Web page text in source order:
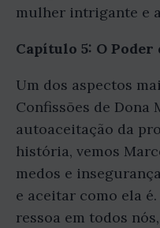
mulher intrigante e
Capítulo 5: O
Um dos aspectos
Confissões de Dona
autoaceitação da
história, vemos
medos e
e aceitar como ela
ressoa em todos